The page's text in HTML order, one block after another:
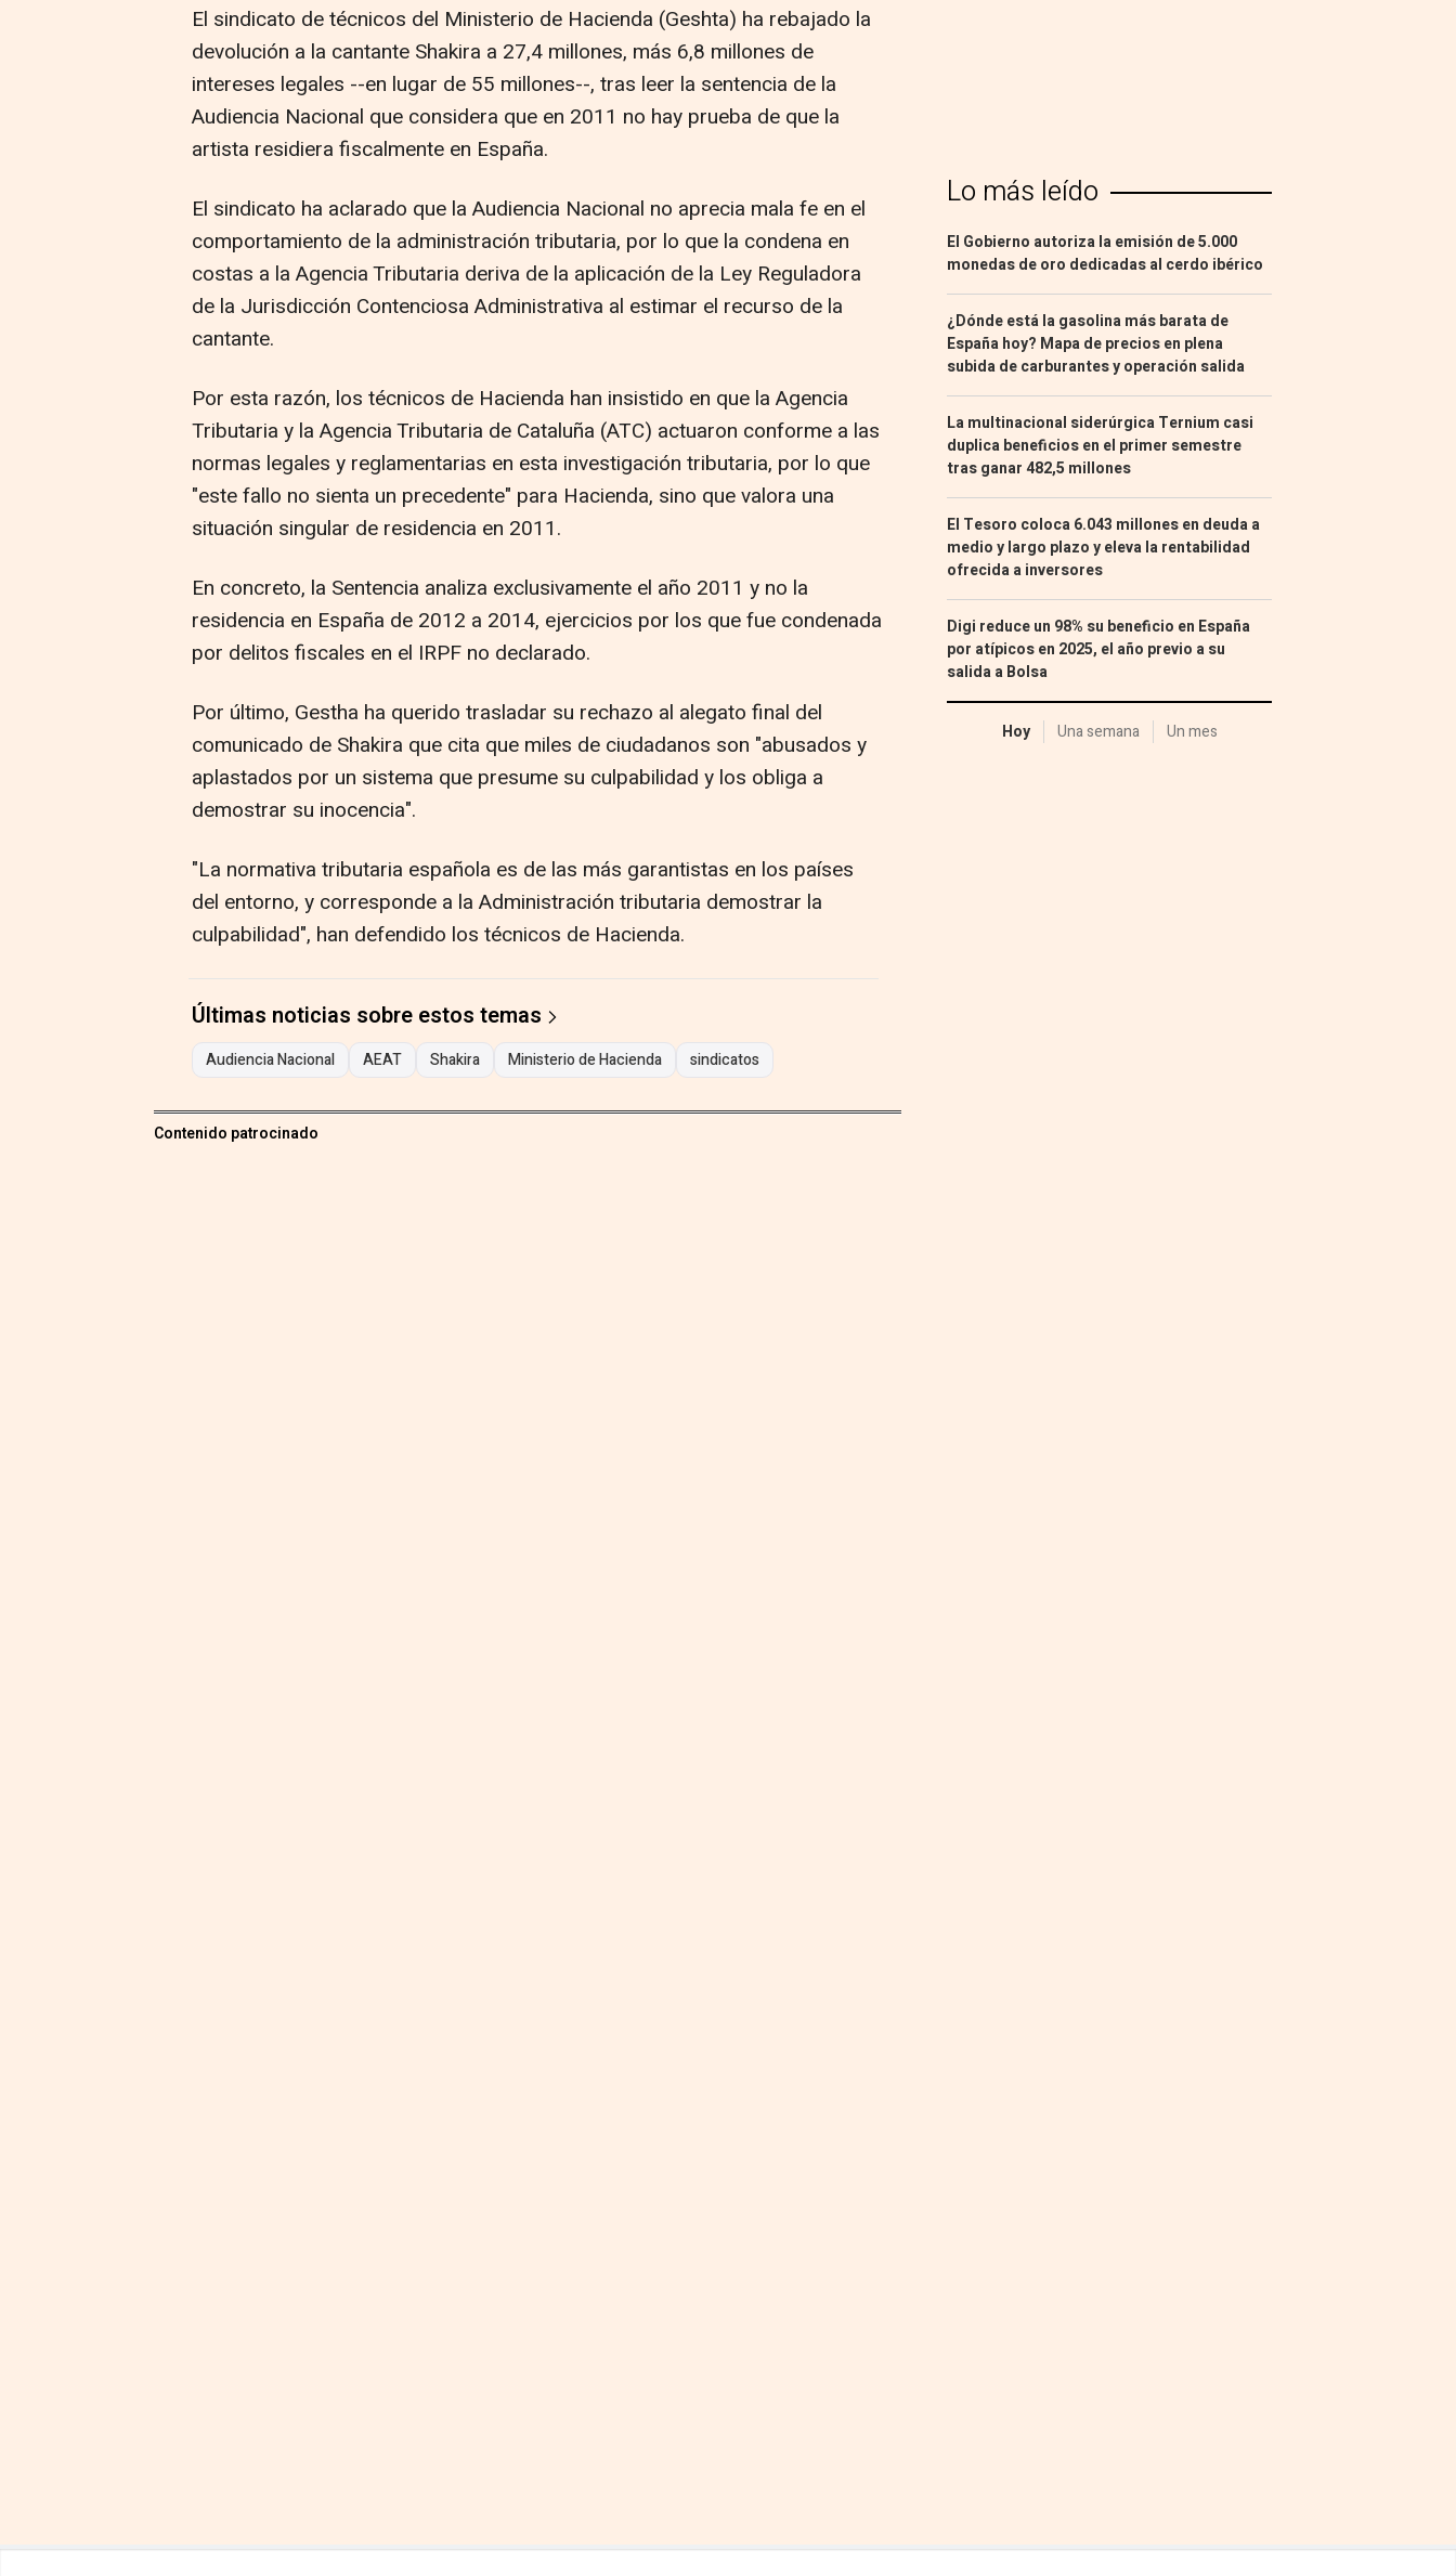
El sindicato de técnicos del Ministerio de Hacienda (Geshta) ha rebajado la
devolución a la cantante Shakira a 27,4 millones, más 6,8 millones de
intereses legales --en lugar de 55 millones--, tras leer la sentencia de la
Audiencia Nacional que considera que en 2011 no hay prueba de que la
artista residiera fiscalmente en España.
El sindicato ha aclarado que la Audiencia Nacional no aprecia mala fe en el
comportamiento de la administración tributaria, por lo que la condena en
costas a la Agencia Tributaria deriva de la aplicación de la Ley Reguladora
de la Jurisdicción Contenciosa Administrativa al estimar el recurso de la
cantante.
Por esta razón, los técnicos de Hacienda han insistido en que la Agencia
Tributaria y la Agencia Tributaria de Cataluña (ATC) actuaron conforme a las
normas legales y reglamentarias en esta investigación tributaria, por lo que
"este fallo no sienta un precedente" para Hacienda, sino que valora una
situación singular de residencia en 2011.
En concreto, la Sentencia analiza exclusivamente el año 2011 y no la
residencia en España de 2012 a 2014, ejercicios por los que fue condenada
por delitos fiscales en el IRPF no declarado.
Por último, Gestha ha querido trasladar su rechazo al alegato final del
comunicado de Shakira que cita que miles de ciudadanos son "abusados y
aplastados por un sistema que presume su culpabilidad y los obliga a
demostrar su inocencia".
"La normativa tributaria española es de las más garantistas en los países
del entorno, y corresponde a la Administración tributaria demostrar la
culpabilidad", han defendido los técnicos de Hacienda.
Últimas noticias sobre estos temas
Audiencia Nacional AEAT Shakira Ministerio de Hacienda sindicatos
Contenido patrocinado
Lo más leído
El Gobierno autoriza la emisión de 5.000
monedas de oro dedicadas al cerdo ibérico
¿Dónde está la gasolina más barata de
España hoy? Mapa de precios en plena
subida de carburantes y operación salida
La multinacional siderúrgica Ternium casi
duplica beneficios en el primer semestre
tras ganar 482,5 millones
El Tesoro coloca 6.043 millones en deuda a
medio y largo plazo y eleva la rentabilidad
ofrecida a inversores
Digi reduce un 98% su beneficio en España
por atípicos en 2025, el año previo a su
salida a Bolsa
Hoy Una semana Un mes